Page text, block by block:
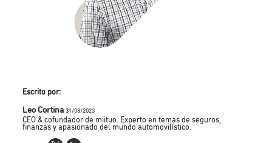
Escrito por:
Leo Cortina 31/08/2023
CEO & cofundador de miituo. Experto en temas de seguros,
finanzas y apasionado del mundo automovilístico.